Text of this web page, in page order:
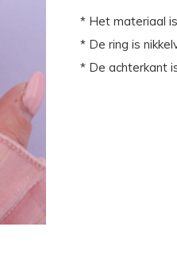
* Het materiaal
* De ring is
* De achterkant